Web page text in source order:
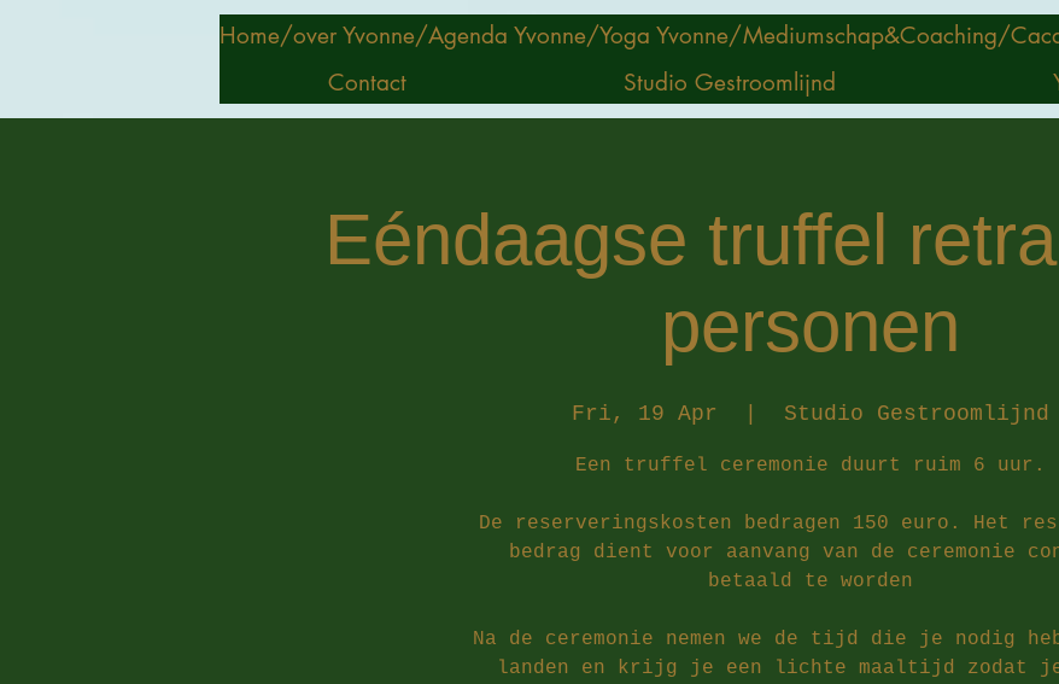
Home/over Yvonne/Agenda Yvonne/Yoga Yvonne/Mediumschap&Coaching/
Contact
Studio Gestroomlijnd
Eéndaagse truffel
personen
Fri, 19 Apr Studio Gestroomlijnd
Een truffel ceremonie duurt ruim 6 uur.
De reserveringskosten bedragen 150 euro. Het
bedrag dient voor aanvang van de ceremonie
betaald te worden
Na de ceremonie nemen we de tijd die je nodig
landen en krijg je een lichte maaltijd zodat je